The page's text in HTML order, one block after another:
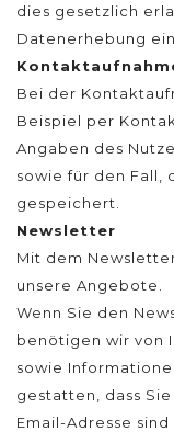
dies gesetzlich
Datenerhebung
Bei der
Beispiel per
Angaben des
sowie für den Fall,
gespeichert.
Newsletter
Mit dem
unsere Angebote.
Wenn Sie den
benötigen wir von
sowie
gestatten, dass
Email-Adresse